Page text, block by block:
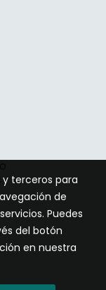
terceros para
de
Puedes
del botón
en nuestra